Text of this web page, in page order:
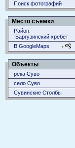
Поиск фотографий
Место съемки
Район:
Баргузинский хребет
В GoogleMaps
•
Объекты
река Суво
село Суво
Сувинские Столбы